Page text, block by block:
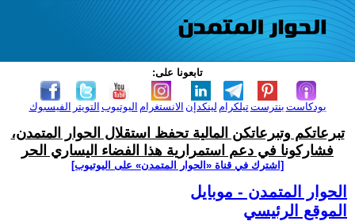
تابعونا على:
الفيسبوك التويتر اليوتيوب الانستغرام لينكدإن تيلكرامبنترست بودكاست
تبرعاتكم وتبرعاتكن المالية تحفظ استقلال الحوار المتمدن،
فشاركونا في دعم استمرارية هذا الفضاء اليساري الحر
[اشترك في قناة ‫«الحوار المتمدن» على اليوتيوب]
الحوار المتمدن - موبايل
الموقع الرئيسي